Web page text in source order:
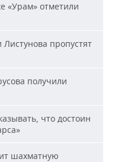
«Урам» отметили
пропустят
получили
что достоин
шахматную